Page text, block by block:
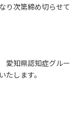
り次第締め切らせて
知県認知症グルー
します。